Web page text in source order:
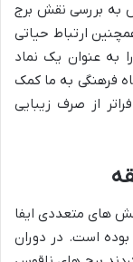
به بررسی نقش برج
ارتباط حیاتی
به عنوان یک نماد
فرهنگی به ما کمک
از صرف زیبایی
های متعددی ایفا
بوده است. در دوران